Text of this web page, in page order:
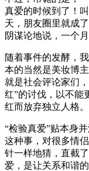
真爱的时候到了！
天，朋友圈里就成
阴谋论地说，一个
随着事件的发酵，
本的当然是美妆博
就是社会评论家们
红”的讨伐，以不能
红而放弃独立人格。
“检验真爱”贴本身
这种事，对很多情
针一样地猜，直截
爱，是让关系和谐的